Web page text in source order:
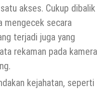
akses. Cukup dibalik
mengecek secara
terjadi juga yang
rekaman pada kamera
kejahatan, seperti